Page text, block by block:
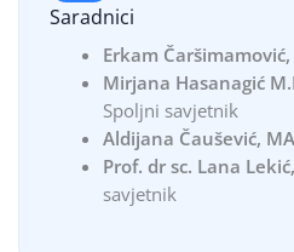
Saradnici
Erkam
Mirjana Hasanagić
Spoljni savjetnik
Aldijana Čaušević,
Prof. dr sc. Lana
savjetnik